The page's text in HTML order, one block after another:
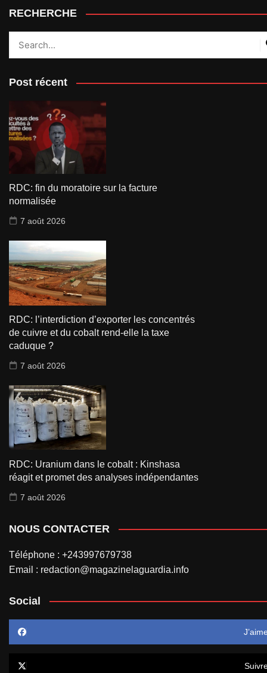
RECHERCHE
Post récent
RDC: fin du moratoire sur la facture
normalisée
7 août 2026
RDC: l’interdiction d’exporter les concentrés
de cuivre et du cobalt rend-elle la taxe
caduque ?
7 août 2026
RDC: Uranium dans le cobalt : Kinshasa
réagit et promet des analyses indépendantes
7 août 2026
NOUS CONTACTER
Téléphone : +243997679738
Email : redaction@magazinelaguardia.info
Social